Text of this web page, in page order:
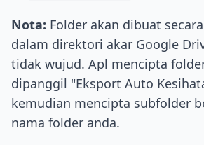
Nota: Folder akan dibuat
dalam direktori akar Google
tidak wujud. Apl mencipta
dipanggil "Eksport Auto
kemudian mencipta subfolder
nama folder anda.